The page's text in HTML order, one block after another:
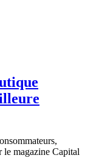
le magazine Capital